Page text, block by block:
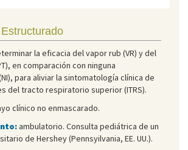
la eficacia del vapor rub (VR) y del
en comparación con ninguna
para aliviar la sintomatología clínica de
del tracto respiratorio superior (ITRS).
clínico no enmascarado.
ambulatorio. Consulta pediátrica de un
de Hershey (Pennsyilvania, EE. UU.).